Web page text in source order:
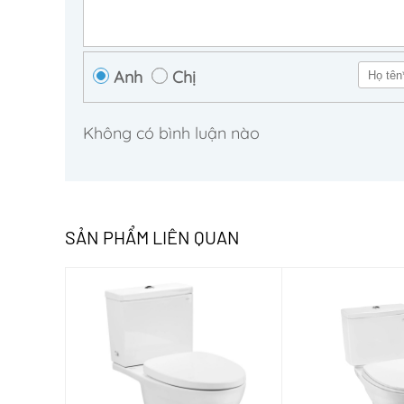
Anh Chị
Không có bình luận nào
SẢN PHẨM LIÊN QUAN